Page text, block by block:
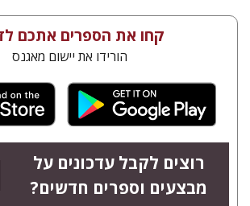
קחו את הספרים אתכם
הורידו את יישום מאגנס
רוצים לקבל עדכונים על
מבצעים וספרים חדשים?